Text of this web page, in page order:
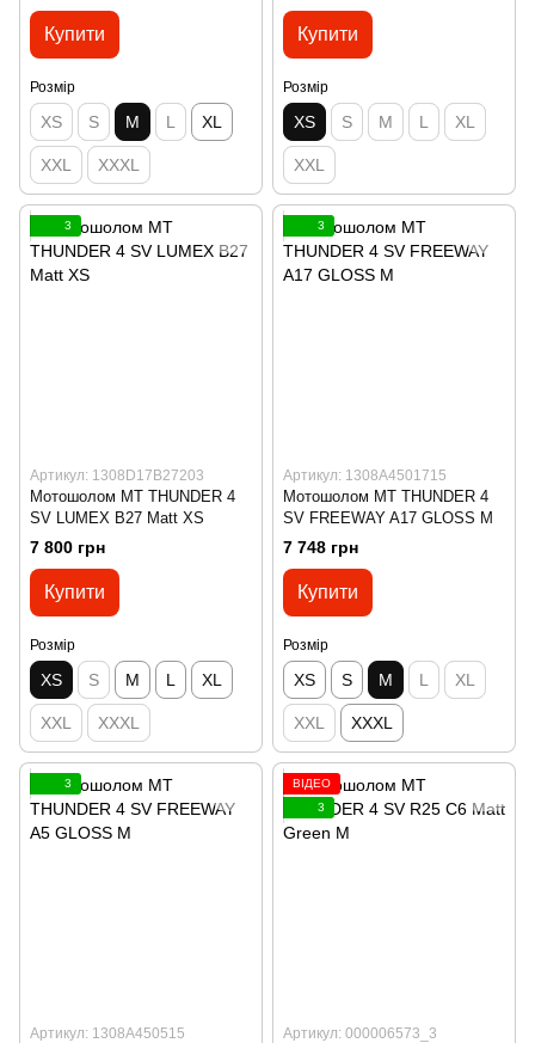
Купити
Розмір
XS S M L XL
XXL XXXL
Купити
Розмір
XS S M L XL
XXL
3
Артикул: 1308D17B27203
Мотошолом MT THUNDER 4
SV LUMEX B27 Matt XS
7 800 грн
Купити
Розмір
XS S M L XL
XXL XXXL
3
Артикул: 1308A4501715
Мотошолом MT THUNDER 4
SV FREEWAY A17 GLOSS M
7 748 грн
Купити
Розмір
XS S M L XL
XXL XXXL
3
Артикул: 1308A450515
ВІДЕО
3
Артикул: 000006573_3